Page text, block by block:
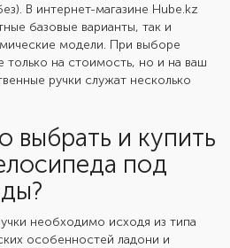
В интернет-магазине Hube.kz
базовые варианты, так и
модели. При выборе
только на стоимость, но и на ваш
ручки служат несколько
выбрать и купить
под
необходимо исходя из типа
особенностей ладони и